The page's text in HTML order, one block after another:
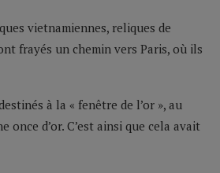
vietnamiennes, reliques de
frayés un chemin vers Paris, où ils
à la « fenêtre de l’or », au
d’or. C’est ainsi que cela avait